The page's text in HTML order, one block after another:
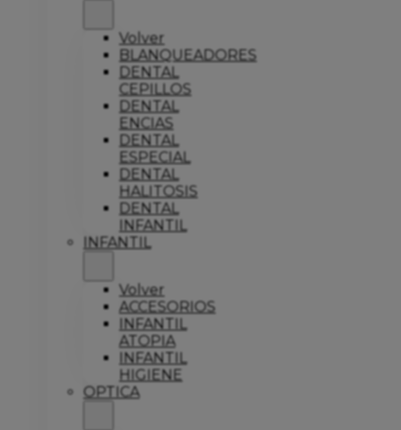
Volver
BLANQUEADORES
DENTAL
CEPILLOS
DENTAL
ENCIAS
DENTAL
ESPECIAL
DENTAL
HALITOSIS
DENTAL
INFANTIL
INFANTIL
Volver
ACCESORIOS
INFANTIL
ATOPIA
INFANTIL
HIGIENE
OPTICA